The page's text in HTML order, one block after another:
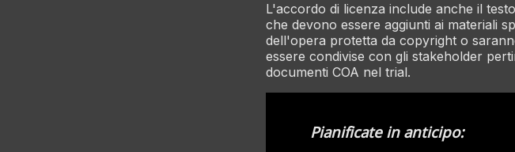
L'accordo di licenza include anche il
che devono essere aggiunti ai materiali
dell'opera protetta da copyright o
essere condivise con gli stakeholder
documenti COA nel trial.
Pianificate in anticipo: